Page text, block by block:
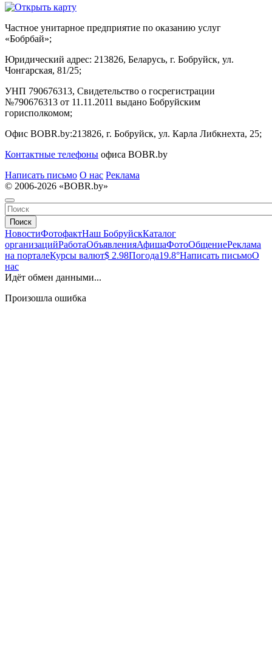
Частное унитарное предприятие по оказанию услуг
«Бобрбай»;
Юридический адрес: 213826, Беларусь, г. Бобруйск, ул.
Чонгарская, 81/25;
УНП 790676313, Свидетельство о госрегистрации
№790676313 от 11.11.2011 выдано Бобруйским
горисполкомом;
Офис BOBR.by:213826, г. Бобруйск, ул. Карла Либкнехта, 25;
Контактные телефоны офиса BOBR.by
Написать письмо О нас Реклама
© 2006-2026 «BOBR.by»
Поиск
НовостиФотофактНаш БобруйскКаталог
организацийРаботаОбъявленияАфишаФотоОбщениеРеклама
на порталеКурсы валют$ 2.98Погода19.8°Написать письмоО
нас
Идёт обмен данными...
Произошла ошибка